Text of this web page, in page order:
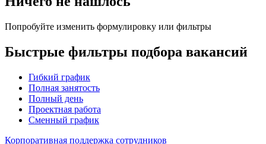
Попробуйте изменить формулировку или фильтры
Быстрые фильтры подбора вакансий
Гибкий график
Полная занятость
Полный день
Проектная работа
Сменный график
Корпоративная поддержка сотрудников